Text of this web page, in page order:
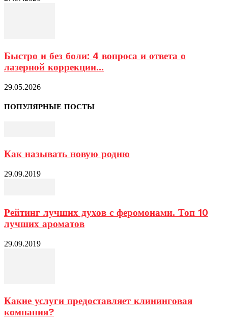
Быстро и без боли: 4 вопроса и ответа о
лазерной коррекции...
29.05.2026
ПОПУЛЯРНЫЕ ПОСТЫ
Как называть новую родню
29.09.2019
Рейтинг лучших духов с феромонами. Топ 10
лучших ароматов
29.09.2019
Какие услуги предоставляет клининговая
компания?